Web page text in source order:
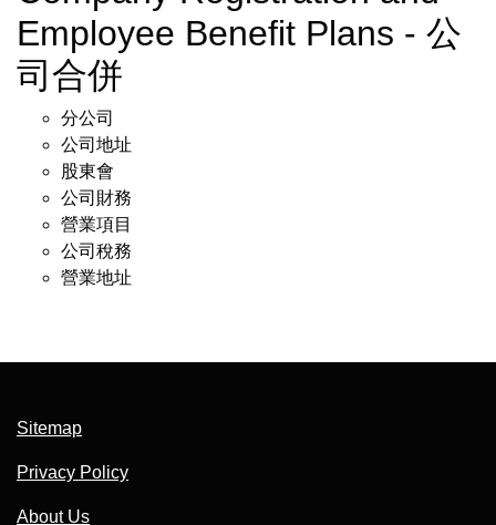
Employee Benefit Plans - 公
司合併
分公司
公司地址
股東會
公司財務
營業項目
公司稅務
營業地址
Sitemap
Privacy Policy
About Us